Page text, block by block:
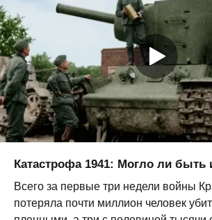
Катастрофа 1941: Могло ли быть
Всего за первые три недели войны
потеряла почти миллион человек